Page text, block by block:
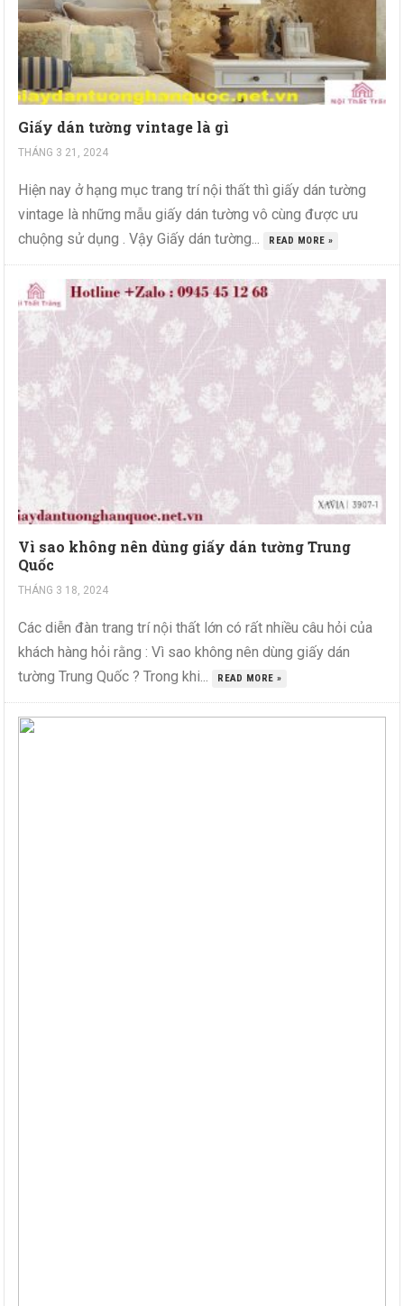
Giấy dán tường vintage là gì
THÁNG 3 21, 2024
Hiện nay ở hạng mục trang trí nội thất thì giấy dán tường
vintage là những mẫu giấy dán tường vô cùng được ưu
chuộng sử dụng . Vậy Giấy dán tường...
READ MORE »
Vì sao không nên dùng giấy dán tường Trung
Quốc
THÁNG 3 18, 2024
Các diễn đàn trang trí nội thất lớn có rất nhiều câu hỏi của
khách hàng hỏi rằng : Vì sao không nên dùng giấy dán
tường Trung Quốc ? Trong khi...
READ MORE »